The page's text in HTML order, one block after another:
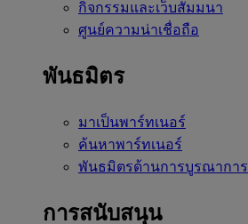
กิจกรรมและเว็บสัมมนา
ศูนย์ความน่าเชื่อถือ
พันธมิตร
มาเป็นพาร์ทเนอร์
ค้นหาพาร์ทเนอร์
พันธมิตรด้านการบูรณาการ
การสนับสนุน